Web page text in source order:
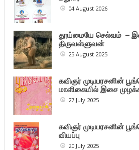
04 August 2026
தூய்மையே செல்வம் –
திருவள்ளுவன்
25 August 2025
கவிஞர் முடியரசனின்
மாளிகையில் இசை
27 July 2025
கவிஞர் முடியரசனின்
வியப்பு
20 July 2025